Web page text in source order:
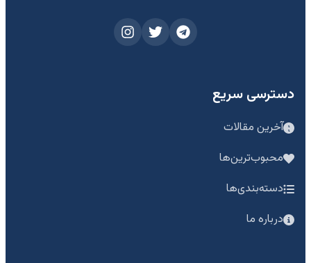
دسترسی سریع
آخرین مقالات
محبوب‌ترین‌ها
دسته‌بندی‌ها
درباره ما